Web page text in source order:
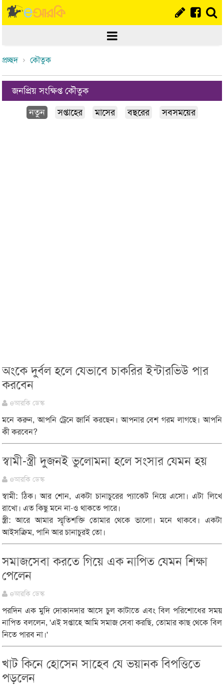
প্রচ্ছদ কৌতুক
জনপ্রিয় সংক্ষিপ্ত কৌতুক
নতুন
সপ্তাহের মাসের বছরের সবসময়ের
অংকে দুর্বল হলে যেভাবে চাকরির ইন্টারভিউ পার
করবেন
eআরকি ডেস্ক
মনে করুন, আপনি ট্রেনে জার্নি করছেন। আপনার বেশ গরম লাগছে। আপনি
কী করবেন?
স্বামী-স্ত্রী দুজনই ভুলোমনা হলে সংসার যেমন হয়
eআরকি ডেস্ক
স্বামী: ঠিক। আর শোন, একটা চানাচুরের প্যাকেট নিয়ে এসো। এটা লিখে
রাখো। এত কিছু মনে না-ও থাকতে পারে।
স্ত্রী: আরে আমার স্মৃতিশক্তি তোমার থেকে ভালো। মনে থাকবে। একটা
আইসক্রিম, পানি আর চানাচুরই তো।
সমাজসেবা করতে গিয়ে এক নাপিত যেমন শিক্ষা
পেলেন
eআরকি ডেস্ক
পরদিন এক মুদি দোকানদার আসে চুল কাটাতে এবং বিল পরিশোধের সময়
নাপিত বললেন, 'এই সপ্তাহে আমি সমাজ সেবা করছি, তোমার কাছ থেকে বিল
নিতে পারব না।'
খাট কিনে হোসেন সাহেব যে ভয়ানক বিপত্তিতে
পড়লেন